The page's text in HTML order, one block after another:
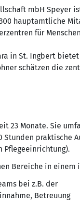
mbH Speyer
hauptamtliche
für
in St. Ingbert
schätzen die
23 Monate. Sie
Stunden praktische
Pflegeeinrichtung).
Bereiche in einem
bei z.B. der
Betreuung